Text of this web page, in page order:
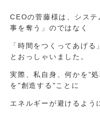
CEOの菅藤様は、シス
事を奪う」のではなく
「時間をつくってあげる
とおっしゃいました。
実際、私自身、何かを"
を"創造する"ことに
エネルギーが避けるよう